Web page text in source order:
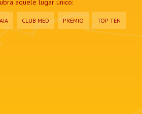
aquele lugar único:
CLUB MED PRÊMIO TOP TEN